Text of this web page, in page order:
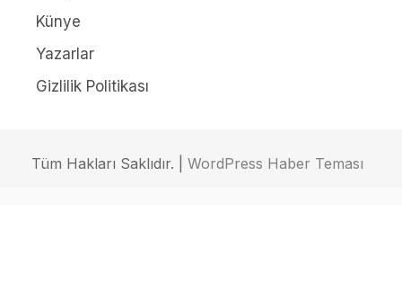
Künye
Yazarlar
Gizlilik Politikası
Tüm Hakları Saklıdır. | WordPress Haber Teması